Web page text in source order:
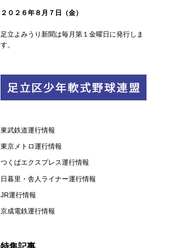
２０２６年８ 月７日（金）
足立よみうり新聞は毎月第１金曜日に発行しま
す。
東武鉄道運行情報
東京メトロ運行情報
つくばエクスプレス運行情報
日暮里・舎人ライナー運行情報
JR運行情報
京成電鉄運行情報